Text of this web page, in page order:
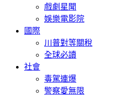
戲劇星聞
娛樂電影院
國際
川普對等關稅
全球必讀
社會
毒駕連爆
警察愛無限